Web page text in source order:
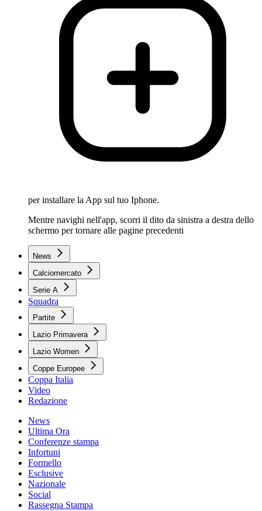
per installare la App sul tuo Iphone.
Mentre navighi nell'app, scorri il dito da sinistra a destra dello
schermo per tornare alle pagine precedenti
News
Calciomercato
Serie A
Squadra
Partite
Lazio Primavera
Lazio Women
Coppe Europee
Coppa Italia
Video
Redazione
News
Ultima Ora
Conferenze stampa
Infortuni
Formello
Esclusive
Nazionale
Social
Rassegna Stampa